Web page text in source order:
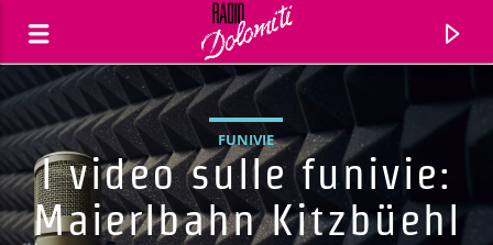
FUNIVIE
I video sulle funivie:
Maierlbahn Kitzbüehl